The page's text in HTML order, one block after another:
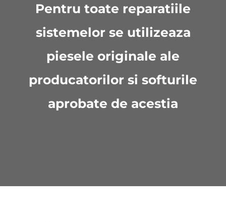
Pentru toate reparatiile
sistemelor se utilizeaza
piesele originale ale
producatorilor si softurile
aprobate de acestia